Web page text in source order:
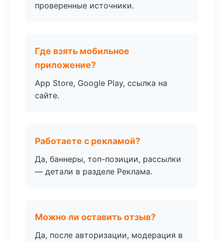
проверенные источники.
Где взять мобильное
приложение?
App Store, Google Play, ссылка на
сайте.
Работаете с рекламой?
Да, баннеры, топ-позиции, рассылки
— детали в разделе Реклама.
Можно ли оставить отзыв?
Да, после авторизации, модерация в